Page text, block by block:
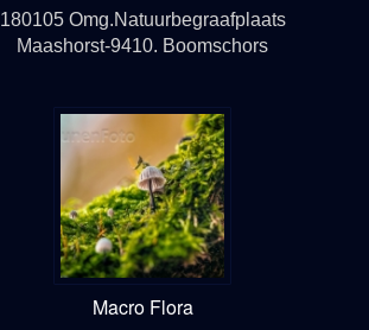
180105 Omg.Natuurbegraafplaats
Maashorst-9410. Boomschors
Macro Flora